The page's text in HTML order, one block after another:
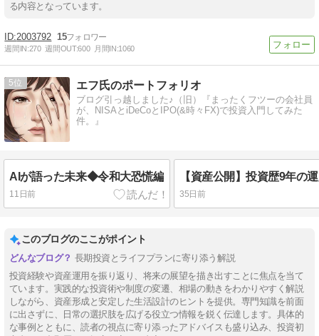
る内容となっています。
2003792 15
週間IN:270 週間OUT:600 月間IN:1060
5 エフ氏のポートフォリオ
ブログ引っ越しました♪（旧）『まったくフツーの会社員
が、NISAとiDeCoとIPO(&時々FX)で投資入門してみた
件。』
AIが語った未来◆令和大恐慌編
11日前 35日前
このブログのここがポイント
長期投資とライフプランに寄り添う解説
投資経験や資産運用を振り返り、将来の展望を描き出すことに焦点を当て
ています。実践的な投資術や制度の変遷、相場の動きをわかりやすく解説
しながら、資産形成と安定した生活設計のヒントを提供。専門知識を前面
に出さずに、日常の選択肢を広げる役立つ情報を鋭く伝達します。具体的
な事例とともに、読者の視点に寄り添ったアドバイスも盛り込み、投資初